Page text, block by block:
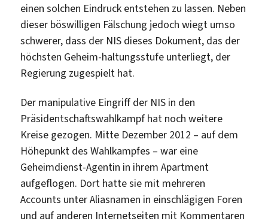
einen solchen Eindruck entstehen zu lassen. Neben
dieser böswilligen Fälschung jedoch wiegt umso
schwerer, dass der NIS dieses Dokument, das der
höchsten Geheim-haltungsstufe unterliegt, der
Regierung zugespielt hat.
Der manipulative Eingriff der NIS in den
Präsidentschaftswahlkampf hat noch weitere
Kreise gezogen. Mitte Dezember 2012 – auf dem
Höhepunkt des Wahlkampfes – war eine
Geheimdienst-Agentin in ihrem Apartment
aufgeflogen. Dort hatte sie mit mehreren
Accounts unter Aliasnamen in einschlägigen Foren
und auf anderen Internetseiten mit Kommentaren